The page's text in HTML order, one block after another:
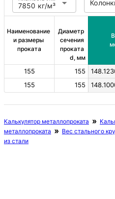
7850 кг/м³
Наименование
и размеры
проката
Диаметр
сечения
проката
d, мм
155 155
155
155
Калькулятор металлопроката
металлопроката
Вес стального
из стали